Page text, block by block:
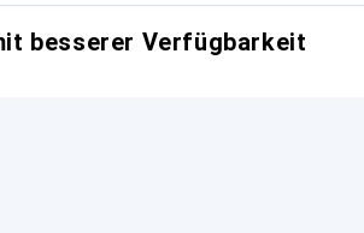
besserer Verfügbarkeit